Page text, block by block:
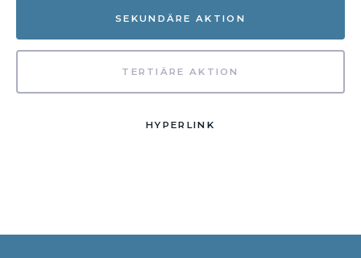
SEKUNDÄRE AKTION
TERTIÄRE AKTION
HYPERLINK